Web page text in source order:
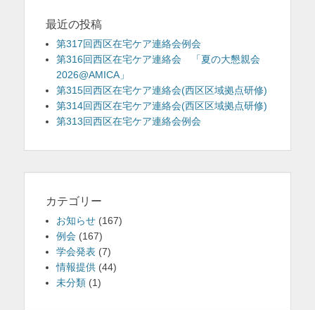
最近の投稿
第317回西区在宅ケア連絡会例会
第316回西区在宅ケア連絡会 「夏の大懇親会
2026@AMICA」
第315回西区在宅ケア連絡会(西区区域拠点研修)
第314回西区在宅ケア連絡会(西区区域拠点研修)
第313回西区在宅ケア連絡会例会
カテゴリー
お知らせ (167)
例会 (167)
学会発表 (7)
情報提供 (44)
未分類 (1)